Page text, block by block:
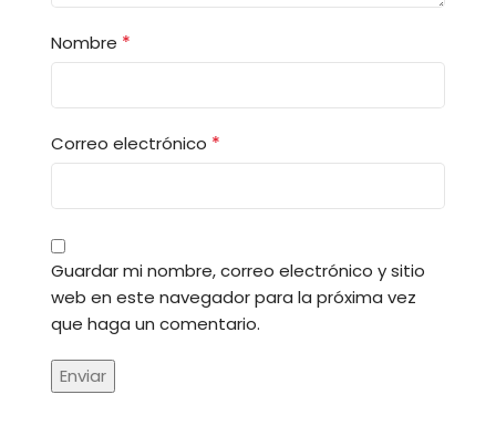
Nombre *
Correo electrónico *
Guardar mi nombre, correo electrónico y sitio
web en este navegador para la próxima vez
que haga un comentario.